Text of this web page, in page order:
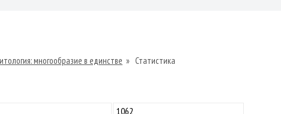
многообразие в единстве » Статистика
1062